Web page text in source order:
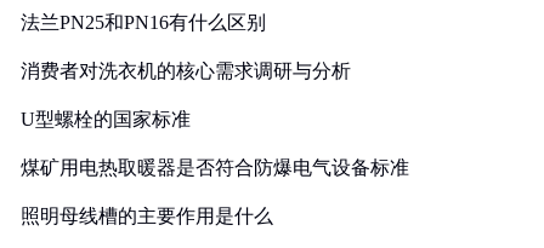
法兰PN25和PN16有什么区别
消费者对洗衣机的核心需求调研与分析
U型螺栓的国家标准
煤矿用电热取暖器是否符合防爆电气设备标准
照明母线槽的主要作用是什么